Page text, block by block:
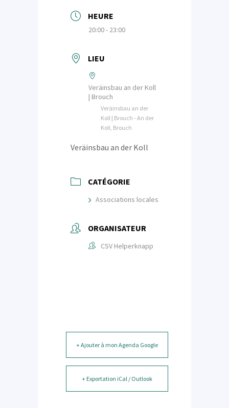
HEURE
20:00 - 23:00
LIEU
Veräinsbau an der Koll
| Brouch
Veräinsbau an der
Koll | Brouch - An der
Koll, Brouch
Veräinsbau an der Koll
CATÉGORIE
Associations locales
ORGANISATEUR
CSV Helperknapp
+ Ajouter à mon Agenda Google
+ Exportation iCal / Outlook